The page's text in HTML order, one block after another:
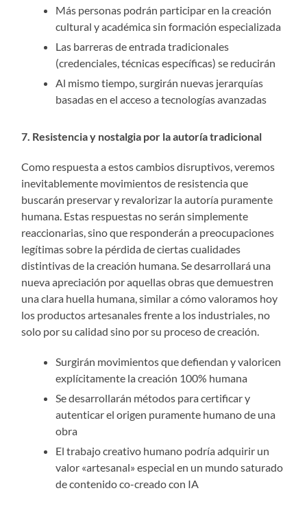
Más personas podrán participar en la creación
cultural y académica sin formación especializada
Las barreras de entrada tradicionales
(credenciales, técnicas específicas) se reducirán
Al mismo tiempo, surgirán nuevas jerarquías
basadas en el acceso a tecnologías avanzadas
7. Resistencia y nostalgia por la autoría tradicional
Como respuesta a estos cambios disruptivos, veremos
inevitablemente movimientos de resistencia que
buscarán preservar y revalorizar la autoría puramente
humana. Estas respuestas no serán simplemente
reaccionarias, sino que responderán a preocupaciones
legítimas sobre la pérdida de ciertas cualidades
distintivas de la creación humana. Se desarrollará una
nueva apreciación por aquellas obras que demuestren
una clara huella humana, similar a cómo valoramos hoy
los productos artesanales frente a los industriales, no
solo por su calidad sino por su proceso de creación.
Surgirán movimientos que defiendan y valoricen
explícitamente la creación 100% humana
Se desarrollarán métodos para certificar y
autenticar el origen puramente humano de una
obra
El trabajo creativo humano podría adquirir un
valor «artesanal» especial en un mundo saturado
de contenido co-creado con IA